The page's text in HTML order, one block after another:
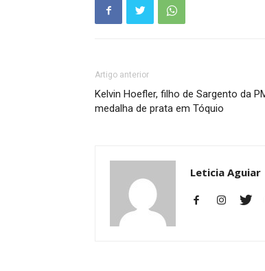
Artigo anterior
Kelvin Hoefler, filho de Sargento da
medalha de prata em Tóquio
Leticia Aguiar